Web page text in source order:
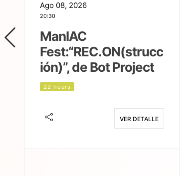
Ago 08, 2026
20:30
ManIAC
Fest:“REC.ON(strucc
ión)”, de Bot Project
22 hours
VER DETALLE